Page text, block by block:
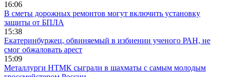
16:06
В сметы дорожных ремонтов могут включить установку
защиты от БПЛА
15:38
Екатеринбуржец, обвиняемый в избиении ученого РАН, не
смог обжаловать арест
15:09
Металлурги НТМК сыграли в шахматы с самым молодым